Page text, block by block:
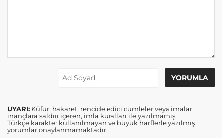
UYARI: Küfür, hakaret, rencide edici cümleler veya imalar,
inançlara saldırı içeren, imla kuralları ile yazılmamış,
Türkçe karakter kullanılmayan ve büyük harflerle yazılmış
yorumlar onaylanmamaktadır.